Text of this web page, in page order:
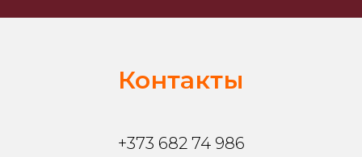
Контакты
+373 682 74 986